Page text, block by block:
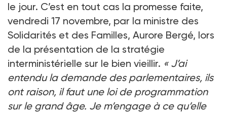
le jour. C’est en tout cas la promesse faite,
vendredi 17 novembre, par la ministre des
Solidarités et des Familles, Aurore Bergé, lors
de la présentation de la stratégie
interministérielle sur le bien vieillir. « J’ai
entendu la demande des parlementaires, ils
ont raison, il faut une loi de programmation
sur le grand âge. Je m’engage à ce qu’elle